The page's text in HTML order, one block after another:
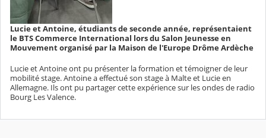
Lucie et Antoine, étudiants de seconde année, représentaient
le BTS Commerce International lors du Salon Jeunesse en
Mouvement organisé par la Maison de l'Europe Drôme Ardèche
Lucie et Antoine ont pu présenter la formation et témoigner de leur
mobilité stage. Antoine a effectué son stage à Malte et Lucie en
Allemagne. Ils ont pu partager cette expérience sur les ondes de radio
Bourg Les Valence.